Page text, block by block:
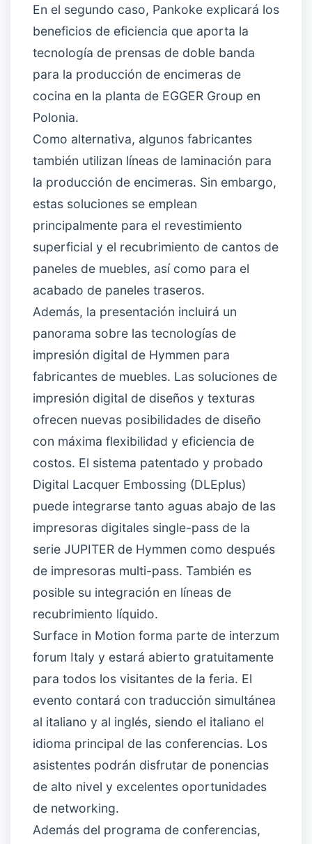
En el segundo caso, Pankoke explicará los
beneficios de eficiencia que aporta la
tecnología de prensas de doble banda
para la producción de encimeras de
cocina en la planta de EGGER Group en
Polonia.
Como alternativa, algunos fabricantes
también utilizan líneas de laminación para
la producción de encimeras. Sin embargo,
estas soluciones se emplean
principalmente para el revestimiento
superficial y el recubrimiento de cantos de
paneles de muebles, así como para el
acabado de paneles traseros.
Además, la presentación incluirá un
panorama sobre las tecnologías de
impresión digital de Hymmen para
fabricantes de muebles. Las soluciones de
impresión digital de diseños y texturas
ofrecen nuevas posibilidades de diseño
con máxima flexibilidad y eficiencia de
costos. El sistema patentado y probado
Digital Lacquer Embossing (DLEplus)
puede integrarse tanto aguas abajo de las
impresoras digitales single-pass de la
serie JUPITER de Hymmen como después
de impresoras multi-pass. También es
posible su integración en líneas de
recubrimiento líquido.
Surface in Motion forma parte de interzum
forum Italy y estará abierto gratuitamente
para todos los visitantes de la feria. El
evento contará con traducción simultánea
al italiano y al inglés, siendo el italiano el
idioma principal de las conferencias. Los
asistentes podrán disfrutar de ponencias
de alto nivel y excelentes oportunidades
de networking.
Además del programa de conferencias,